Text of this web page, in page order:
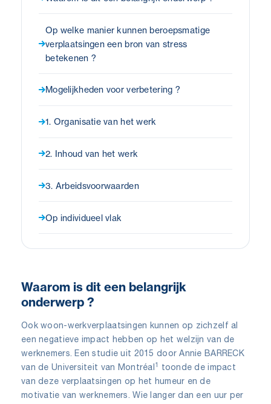
Op welke manier kunnen beroepsmatige
verplaatsingen een bron van stress
betekenen ?
Mogelijkheden voor verbetering ?
1. Organisatie van het werk
2. Inhoud van het werk
3. Arbeidsvoorwaarden
Op individueel vlak
Waarom is dit een belangrijk
onderwerp ?
Ook woon-werkverplaatsingen kunnen op zichzelf al
een negatieve impact hebben op het welzijn van de
werknemers. Een studie uit 2015 door Annie BARRECK
van de Universiteit van Montréal 1
toonde de impact
van deze verplaatsingen op het humeur en de
motivatie van werknemers. Wie langer dan een uur per